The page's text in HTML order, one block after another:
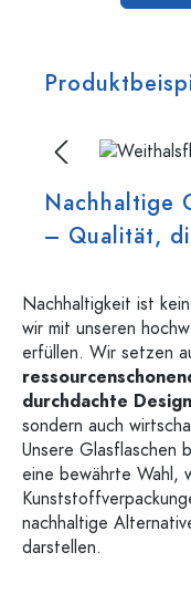
Bildergalerie
Nachhaltige
– Qualität,
Nachhaltigkeit ist
wir mit unseren
erfüllen. Wir setzen
durchdachte
sondern auch
Unsere Glasflaschen
eine bewährte Wahl,
nachhaltige
darstellen.